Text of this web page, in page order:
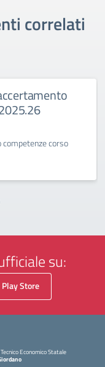
correlati
corso
su:
Play Store
Economico Statale